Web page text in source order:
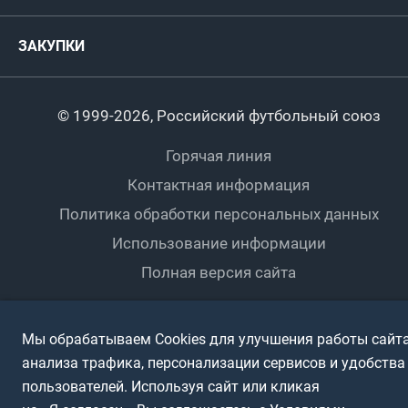
Титулы и трофеи
Турниры клубов
Регионы
Пляжный
Футбольное двоеборье
Любители
Спортшколы
Дети
Ветераны
Спортсмены с ОВЗ
ЗАКУПКИ
© 1999-2026, Российский футбольный союз
Горячая линия
Контактная информация
Политика обработки персональных данных
Использование информации
Полная версия сайта
Мы обрабатываем Cookies для улучшения работы
анализа трафика, персонализации сервисов и удобства
пользователей. Используя сайт или кликая